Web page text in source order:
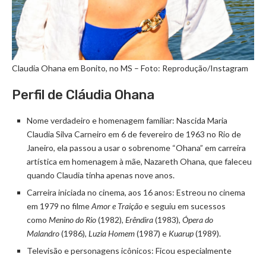
Claudia Ohana em Bonito, no MS – Foto: Reprodução/Instagram
Perfil de Cláudia Ohana
Nome verdadeiro e homenagem familiar: Nascida Maria
Claudia Silva Carneiro em 6 de fevereiro de 1963 no Rio de
Janeiro, ela passou a usar o sobrenome “Ohana” em carreira
artística em homenagem à mãe, Nazareth Ohana, que faleceu
quando Claudia tinha apenas nove anos.
Carreira iniciada no cinema, aos 16 anos: Estreou no cinema
em 1979 no filmeAmor e Traiçãoe seguiu em sucessos
como Menino do Rio(1982), Erêndira(1983), Ópera do
Malandro(1986), Luzia Homem(1987) e Kuarup(1989).
Televisão e personagens icônicos: Ficou especialmente